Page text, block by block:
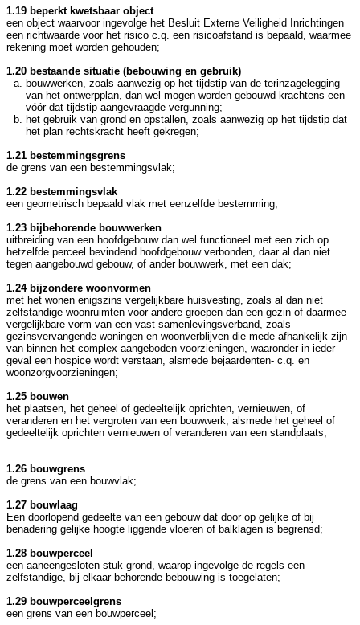
1.19 beperkt kwetsbaar object
een object waarvoor ingevolge het Besluit Externe Veiligheid Inrichtingen
een richtwaarde voor het risico c.q. een risicoafstand is bepaald, waarmee
rekening moet worden gehouden;
1.20 bestaande situatie (bebouwing en gebruik)
bouwwerken, zoals aanwezig op het tijdstip van de terinzagelegging
van het ontwerpplan, dan wel mogen worden gebouwd krachtens een
vóór dat tijdstip aangevraagde vergunning;
het gebruik van grond en opstallen, zoals aanwezig op het tijdstip dat
het plan rechtskracht heeft gekregen;
1.21 bestemmingsgrens
de grens van een bestemmingsvlak;
1.22 bestemmingsvlak
een geometrisch bepaald vlak met eenzelfde bestemming;
1.23 bijbehorende bouwwerken
uitbreiding van een hoofdgebouw dan wel functioneel met een zich op
hetzelfde perceel bevindend hoofdgebouw verbonden, daar al dan niet
tegen aangebouwd gebouw, of ander bouwwerk, met een dak;
1.24 bijzondere woonvormen
met het wonen enigszins vergelijkbare huisvesting, zoals al dan niet
zelfstandige woonruimten voor andere groepen dan een gezin of daarmee
vergelijkbare vorm van een vast samenlevingsverband, zoals
gezinsvervangende woningen en woonverblijven die mede afhankelijk zijn
van binnen het complex aangeboden voorzieningen, waaronder in ieder
geval een hospice wordt verstaan, alsmede bejaardenten- c.q. en
woonzorgvoorzieningen;
1.25 bouwen
het plaatsen, het geheel of gedeeltelijk oprichten, vernieuwen, of
veranderen en het vergroten van een bouwwerk, alsmede het geheel of
gedeeltelijk oprichten vernieuwen of veranderen van een standplaats;
1.26 bouwgrens
de grens van een bouwvlak;
1.27 bouwlaag
Een doorlopend gedeelte van een gebouw dat door op gelijke of bij
benadering gelijke hoogte liggende vloeren of balklagen is begrensd;
1.28 bouwperceel
een aaneengesloten stuk grond, waarop ingevolge de regels een
zelfstandige, bij elkaar behorende bebouwing is toegelaten;
1.29 bouwperceelgrens
een grens van een bouwperceel;